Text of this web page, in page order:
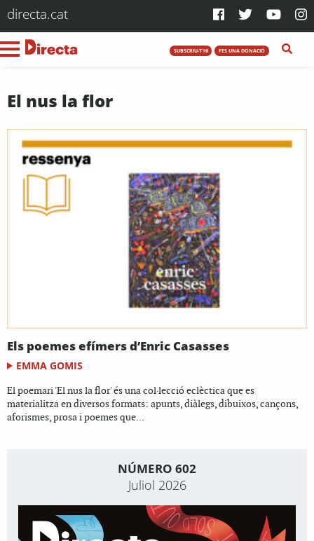
directa.cat
SUBSCRIU-T'HI FES UNA DONACIÓ
El nus la flor
Els poemes efímers d’Enric Casasses
EMMA GOMIS
El poemari 'El nus la flor' és una col·lecció eclèctica que es
materialitza en diversos formats: apunts, diàlegs, dibuixos, cançons,
aforismes, prosa i poemes que...
NÚMERO 602
Juliol 2026